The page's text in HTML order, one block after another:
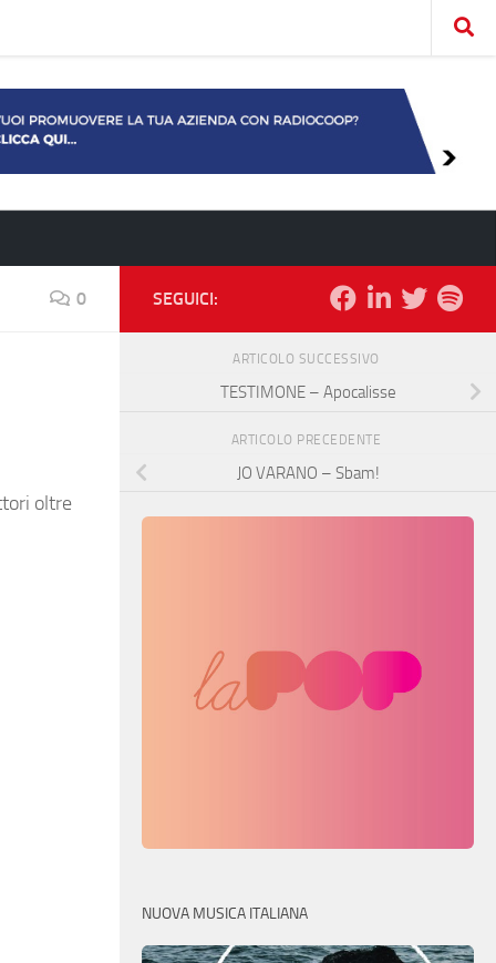
0
oltre
SEGUICI:
ARTICOLO SUCCESSIVO
TESTIMONE – Apocalisse
ARTICOLO PRECEDENTE
JO VARANO – Sbam!
NUOVA MUSICA ITALIANA